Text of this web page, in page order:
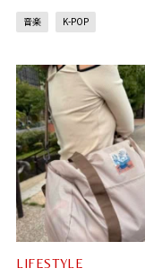
音楽 K-POP
LIFESTYLE